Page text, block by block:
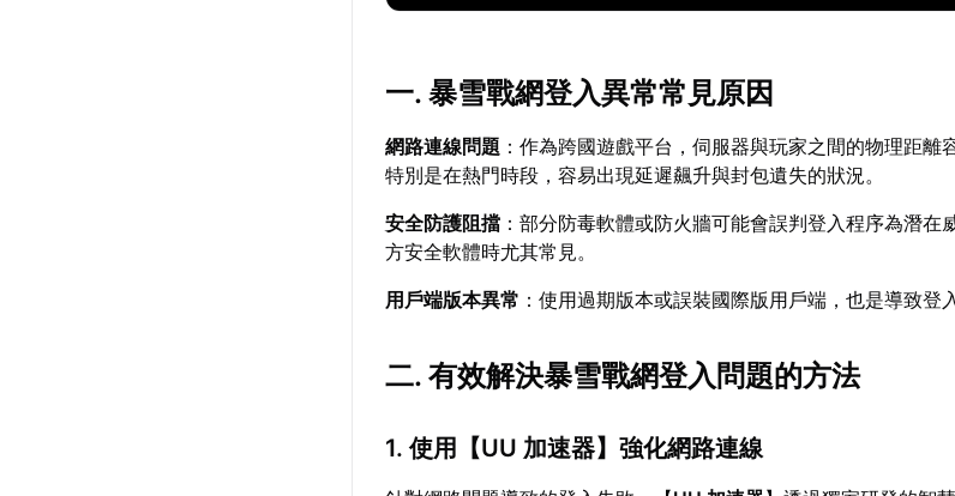
一. 暴雪戰網登入異常常見原因
網路連線問題 ：作為跨國遊戲平台，伺服器與玩家之間的物理距離
特別是在熱門時段，容易出現延遲飆升與封包遺失的狀況。
安全防護阻擋 ：部分防毒軟體或防火牆可能會誤判登入程序為潛在
方安全軟體時尤其常見。
用戶端版本異常 ：使用過期版本或誤裝國際版用戶端，也是導致登
二. 有效解決暴雪戰網登入問題的方法
1. 使用【UU 加速器】強化網路連線